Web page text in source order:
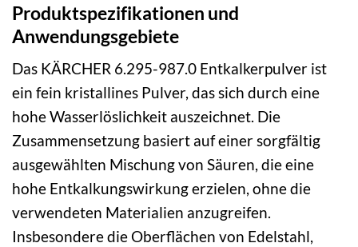
Produktspezifikationen und
Anwendungsgebiete
Das KÄRCHER 6.295-987.0 Entkalkerpulver ist
ein fein kristallines Pulver, das sich durch eine
hohe Wasserlöslichkeit auszeichnet. Die
Zusammensetzung basiert auf einer sorgfältig
ausgewählten Mischung von Säuren, die eine
hohe Entkalkungswirkung erzielen, ohne die
verwendeten Materialien anzugreifen.
Insbesondere die Oberflächen von Edelstahl,